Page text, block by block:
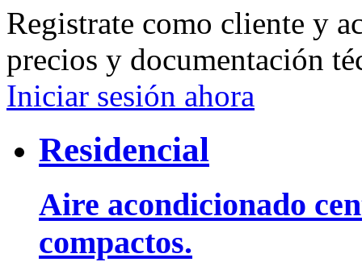
Registrate como cliente y
precios y documentación
Iniciar sesión ahora
Residencial
Aire acondicionado
compactos.